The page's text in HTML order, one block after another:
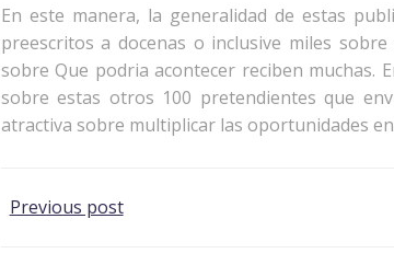
En este manera, la generalidad de estas
preescritos a docenas o inclusive miles
sobre Que podria acontecer reciben
sobre estas otros 100 pretendientes que
atractiva sobre multiplicar las oportunidades
Post
Previous post